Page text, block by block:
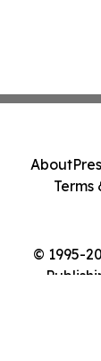
© 1995-
About
Terms